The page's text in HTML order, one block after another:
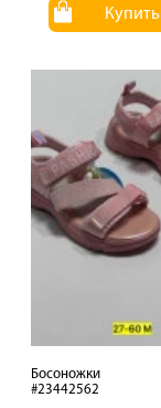
Купить
Босоножки
#23442562